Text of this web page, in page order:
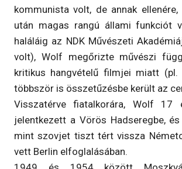
kommunista volt, de annak
után magas rangú állami funkciót
haláláig az NDK Művészeti
volt), Wolf megőrizte művészi
kritikus hangvételű filmjei miatt (pl.
többször is összetűzésbe került az
Visszatérve fiatalkorára, Wolf 17
jelentkezett a Vörös Hadseregbe,
mint szovjet tiszt tért vissza
vett Berlin elfoglalásában.